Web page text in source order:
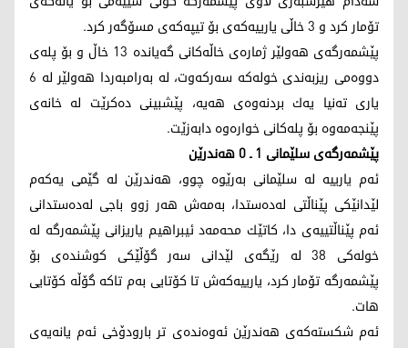
تۆمار كرد و 3 خاڵی یارییه‌كه‌ی بۆ تیپه‌كه‌ی مسۆگه‌ر كرد.
پێشمه‌رگه‌ی هه‌ولێر ژماره‌ی خاڵه‌كانی گه‌یانده‌ 13 خاڵ و بۆ پله‌ی
دووه‌می ریزبه‌ندی خوله‌كه‌ سه‌ركه‌وت، له‌ به‌رامبه‌ردا هه‌ولێر له‌ 6
یاری ته‌نیا یه‌ك بردنه‌وه‌ی هه‌یه‌، پێشبینی ده‌كرێت له‌ خانه‌ی
پێنجه‌مه‌وه‌ بۆ پله‌كانی خواره‌وه‌ دابه‌زێت.
پێشمه‌رگه‌ی سلێمانی 1 ـ 0 هه‌ندرێن
ئه‌م یارییه‌ له‌ سلێمانی به‌رێوه‌ چوو، هه‌ندرێن له‌ گێمی یه‌كه‌م
لێدانێكی پێناڵتی له‌ده‌ستدا، به‌مه‌ش هه‌ر زوو باجی له‌ده‌ستدانی
ئه‌م پێناڵتییه‌ی دا، كاتێك محه‌مه‌د ئیبراهیم یاریزانی پێشمه‌رگه‌ له‌
خوله‌كی 38 له‌ رێگه‌ی لێدانی سه‌ر گۆڵێكی كوشنده‌ی بۆ
پێشمه‌رگه‌ تۆمار كرد، یارییه‌كه‌ش تا كۆتایی به‌م تاكه‌ گۆڵه‌ كۆتایی
هات.
ئه‌م شكسته‌كه‌ی هه‌ندرێن ئه‌وه‌نده‌ی تر بارودۆخی ئه‌م یانه‌یه‌ی